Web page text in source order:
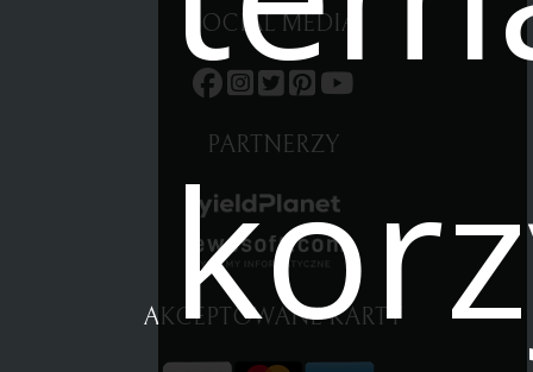
SOCIAL MEDIA
PARTNERZY
AKCEPTOWANE KARTY